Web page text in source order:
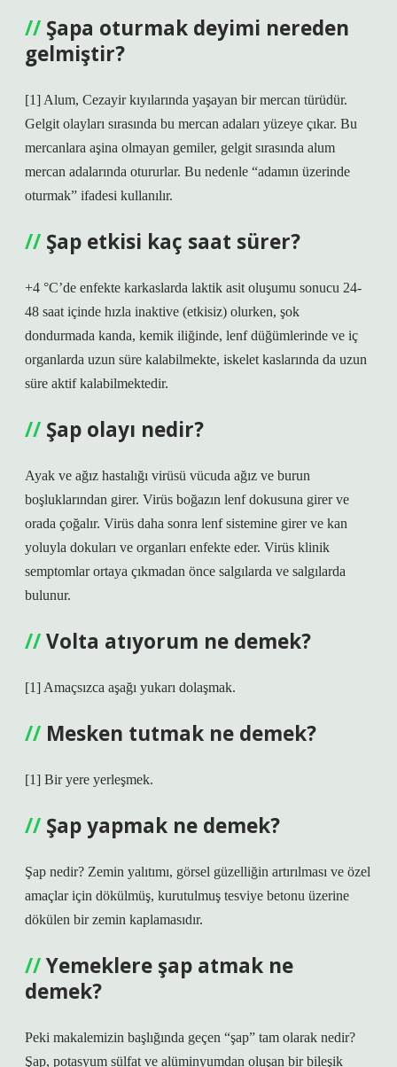
Şapa oturmak deyimi nereden
gelmiştir?
[1] Alum, Cezayir kıyılarında yaşayan bir mercan türüdür.
Gelgit olayları sırasında bu mercan adaları yüzeye çıkar. Bu
mercanlara aşina olmayan gemiler, gelgit sırasında alum
mercan adalarında otururlar. Bu nedenle “adamın üzerinde
oturmak” ifadesi kullanılır.
Şap etkisi kaç saat sürer?
+4 °C’de enfekte karkaslarda laktik asit oluşumu sonucu 24-
48 saat içinde hızla inaktive (etkisiz) olurken, şok
dondurmada kanda, kemik iliğinde, lenf düğümlerinde ve iç
organlarda uzun süre kalabilmekte, iskelet kaslarında da uzun
süre aktif kalabilmektedir.
Şap olayı nedir?
Ayak ve ağız hastalığı virüsü vücuda ağız ve burun
boşluklarından girer. Virüs boğazın lenf dokusuna girer ve
orada çoğalır. Virüs daha sonra lenf sistemine girer ve kan
yoluyla dokuları ve organları enfekte eder. Virüs klinik
semptomlar ortaya çıkmadan önce salgılarda ve salgılarda
bulunur.
Volta atıyorum ne demek?
[1] Amaçsızca aşağı yukarı dolaşmak.
Mesken tutmak ne demek?
[1] Bir yere yerleşmek.
Şap yapmak ne demek?
Şap nedir? Zemin yalıtımı, görsel güzelliğin artırılması ve özel
amaçlar için dökülmüş, kurutulmuş tesviye betonu üzerine
dökülen bir zemin kaplamasıdır.
Yemeklere şap atmak ne
demek?
Peki makalemizin başlığında geçen “şap” tam olarak nedir?
Şap, potasyum sülfat ve alüminyumdan oluşan bir bileşik